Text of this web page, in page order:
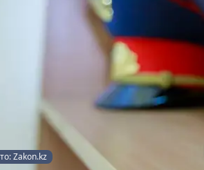
Zakon.kz